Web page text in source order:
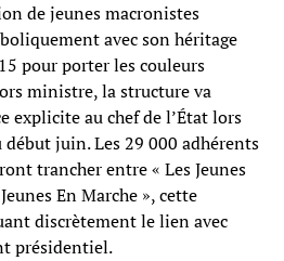
de jeunes macronistes
avec son héritage
pour porter les couleurs
ministre, la structure va
explicite au chef de l’État lors
juin. Les 29 000 adhérents
trancher entre « Les Jeunes
En Marche », cette
discrètement le lien avec
présidentiel.